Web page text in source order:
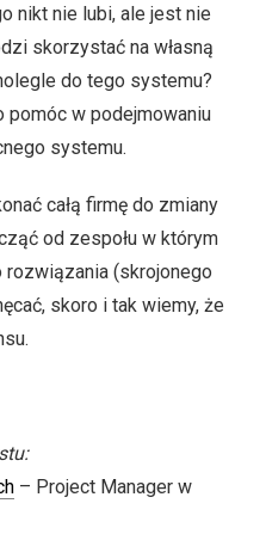
nikt nie lubi, ale jest nie
skorzystać na własną
do tego systemu?
pomóc w podejmowaniu
systemu.
całą firmę do zmiany
od zespołu w którym
(skrojonego
skoro i tak wiemy, że
– Project Manager w